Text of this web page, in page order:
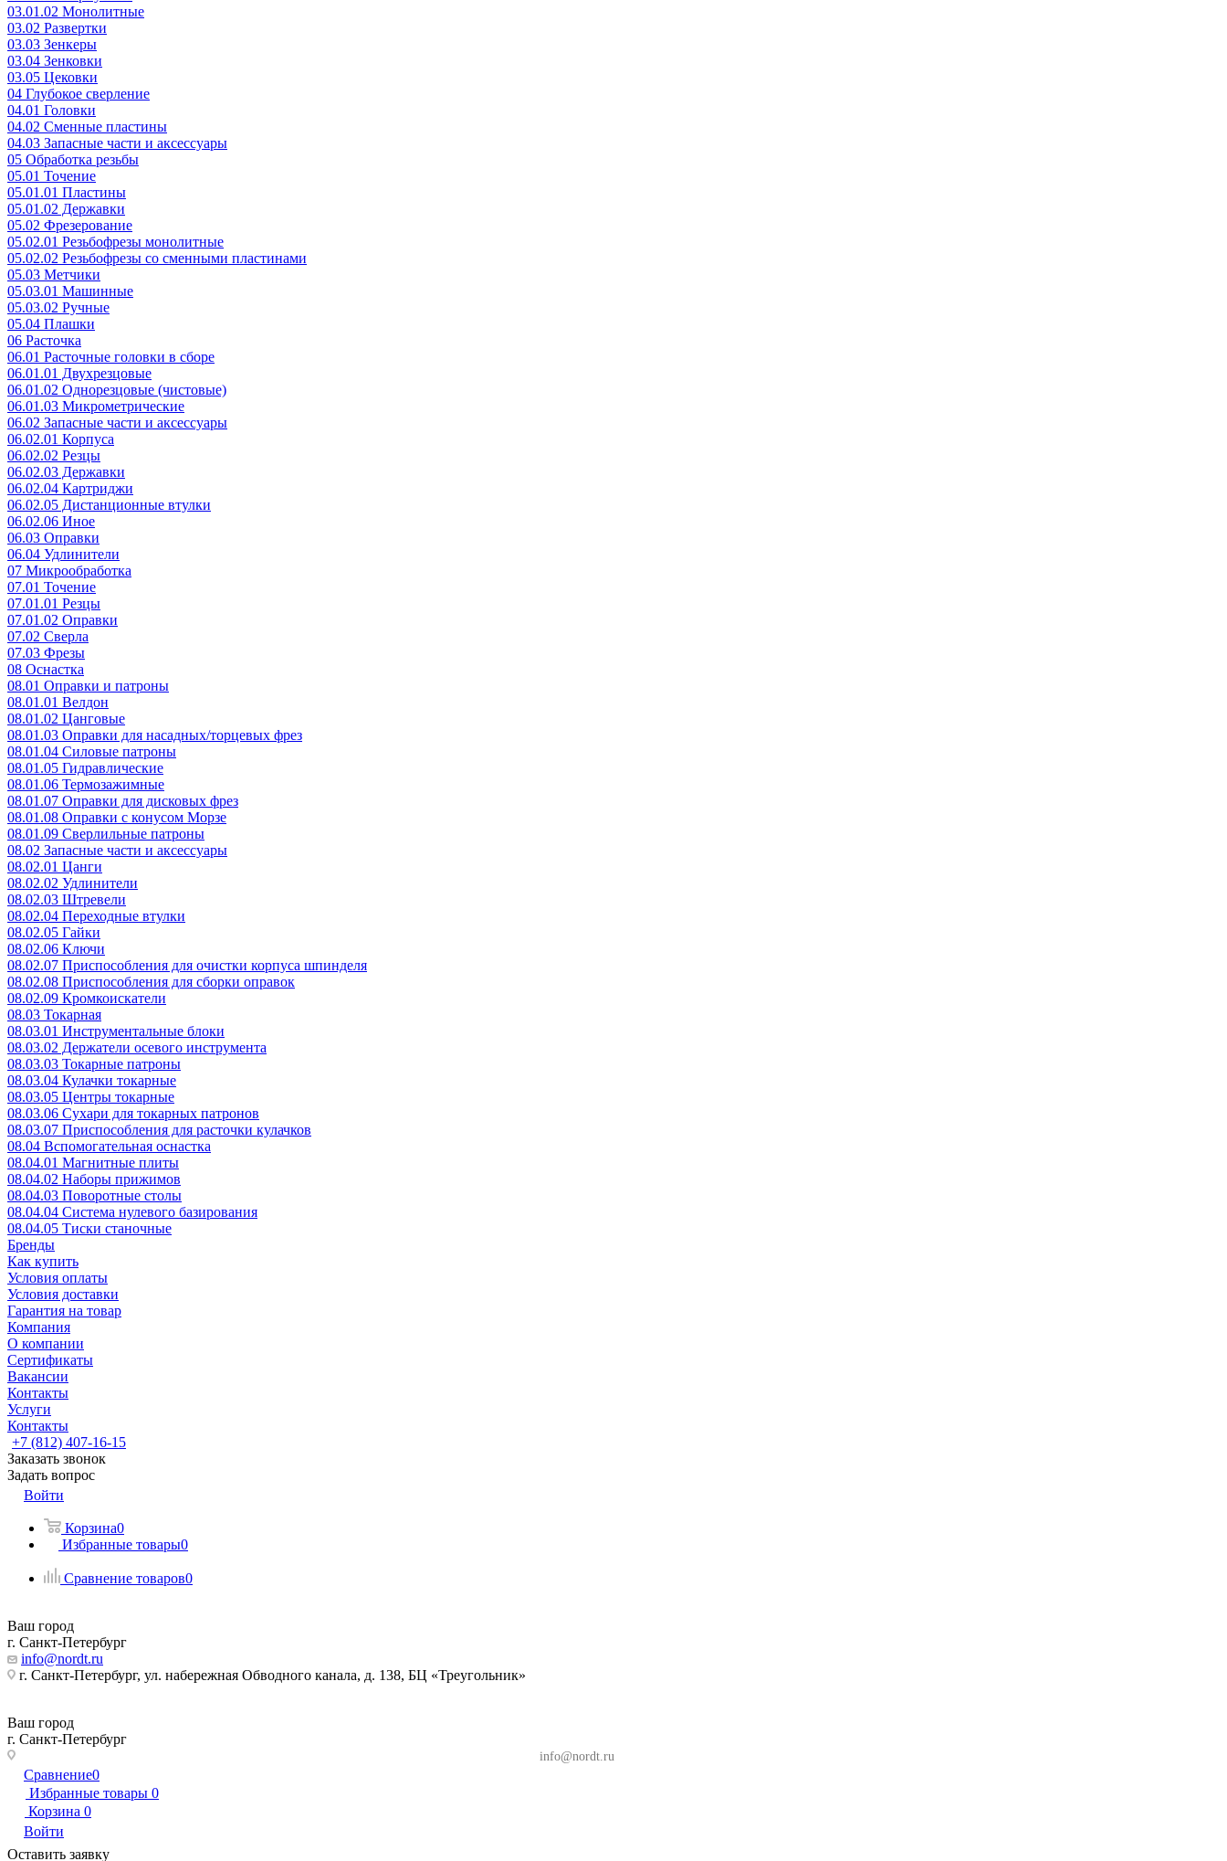
03.01.02 Монолитные
03.02 Развертки
03.03 Зенкеры
03.04 Зенковки
03.05 Цековки
04 Глубокое сверление
04.01 Головки
04.02 Сменные пластины
04.03 Запасные части и аксессуары
05 Обработка резьбы
05.01 Точение
05.01.01 Пластины
05.01.02 Державки
05.02 Фрезерование
05.02.01 Резьбофрезы монолитные
05.02.02 Резьбофрезы со сменными пластинами
05.03 Метчики
05.03.01 Машинные
05.03.02 Ручные
05.04 Плашки
06 Расточка
06.01 Расточные головки в сборе
06.01.01 Двухрезцовые
06.01.02 Однорезцовые (чистовые)
06.01.03 Микрометрические
06.02 Запасные части и аксессуары
06.02.01 Корпуса
06.02.02 Резцы
06.02.03 Державки
06.02.04 Картриджи
06.02.05 Дистанционные втулки
06.02.06 Иное
06.03 Оправки
06.04 Удлинители
07 Микрообработка
07.01 Точение
07.01.01 Резцы
07.01.02 Оправки
07.02 Сверла
07.03 Фрезы
08 Оснастка
08.01 Оправки и патроны
08.01.01 Велдон
08.01.02 Цанговые
08.01.03 Оправки для насадных/торцевых фрез
08.01.04 Силовые патроны
08.01.05 Гидравлические
08.01.06 Термозажимные
08.01.07 Оправки для дисковых фрез
08.01.08 Оправки с конусом Морзе
08.01.09 Сверлильные патроны
08.02 Запасные части и аксессуары
08.02.01 Цанги
08.02.02 Удлинители
08.02.03 Штревели
08.02.04 Переходные втулки
08.02.05 Гайки
08.02.06 Ключи
08.02.07 Приспособления для очистки корпуса шпинделя
08.02.08 Приспособления для сборки оправок
08.02.09 Кромкоискатели
08.03 Токарная
08.03.01 Инструментальные блоки
08.03.02 Держатели осевого инструмента
08.03.03 Токарные патроны
08.03.04 Кулачки токарные
08.03.05 Центры токарные
08.03.06 Сухари для токарных патронов
08.03.07 Приспособления для расточки кулачков
08.04 Вспомогательная оснастка
08.04.01 Магнитные плиты
08.04.02 Наборы прижимов
08.04.03 Поворотные столы
08.04.04 Система нулевого базирования
08.04.05 Тиски станочные
Бренды
Как купить
Условия оплаты
Условия доставки
Гарантия на товар
Компания
О компании
Сертификаты
Вакансии
Контакты
Услуги
Контакты
+7 (812) 407-16-15
Заказать звонок
Задать вопрос
Войти
Корзина0
Избранные товары0
Сравнение товаров0
Ваш город
г. Санкт-Петербург
info@nordt.ru
г. Санкт-Петербург, ул. набережная Обводного канала, д. 138, БЦ «Треугольник»
Ваш город
г. Санкт-Петербург
info@nordt.ru
Сравнение0
Избранные товары 0
Корзина 0
Войти
Оставить заявку